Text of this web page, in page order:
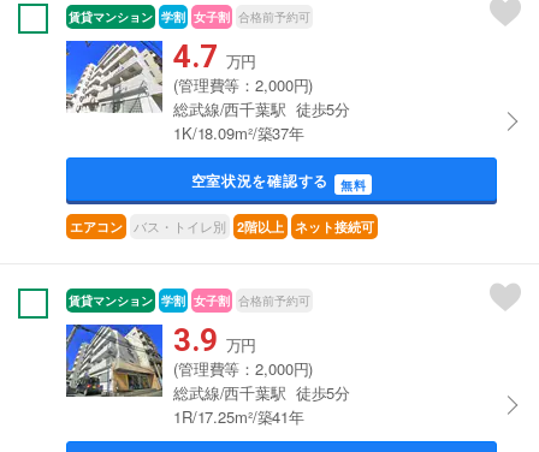
賃貸マンション 学割 女子割 合格前予約可
4.7 万円
(管理費等：2,000円)
総武線/西千葉駅 徒歩5分
1K/18.09m²/築37年
空室状況を確認する 無料
エアコン バス・トイレ別 2階以上 ネット接続可
賃貸マンション 学割 女子割 合格前予約可
3.9 万円
(管理費等：2,000円)
総武線/西千葉駅 徒歩5分
1R/17.25m²/築41年